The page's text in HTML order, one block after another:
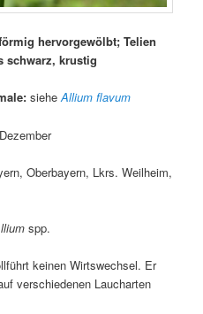
hervorgewölbt; Telien
schwarz, krustig
sieheAllium flavum
Oberbayern, Lkrs. Weilheim,
spp.
keinen Wirtswechsel. Er
verschiedenen Laucharten